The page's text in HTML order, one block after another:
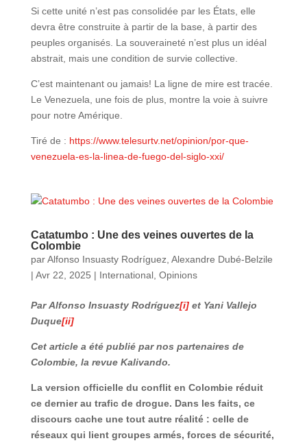
Si cette unité n’est pas consolidée par les États, elle
devra être construite à partir de la base, à partir des
peuples organisés. La souveraineté n’est plus un idéal
abstrait, mais une condition de survie collective.
C’est maintenant ou jamais! La ligne de mire est tracée.
Le Venezuela, une fois de plus, montre la voie à suivre
pour notre Amérique.
Tiré de : https://www.telesurtv.net/opinion/por-que-
venezuela-es-la-linea-de-fuego-del-siglo-xxi/
Catatumbo : Une des veines ouvertes de la
Colombie
parAlfonso Insuasty Rodríguez, Alexandre Dubé-Belzile
| Avr 22, 2025 | International, Opinions
Par Alfonso Insuasty Rodríguez[i]et Yani Vallejo
Duque[ii]
Cet article a été publié par nos partenaires de
Colombie, la revue Kalivando.
La version officielle du conflit en Colombie réduit
ce dernier au trafic de drogue. Dans les faits, ce
discours cache une tout autre réalité : celle de
réseaux qui lient groupes armés, forces de sécurité,